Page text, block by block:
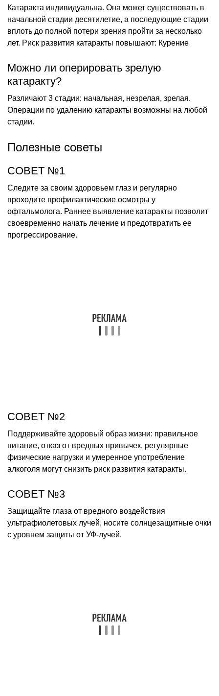
Катаракта индивидуальна. Она может существовать в
начальной стадии десятилетие, а последующие стадии
вплоть до полной потери зрения пройти за несколько
лет. Риск развития катаракты повышают: Курение
Можно ли оперировать зрелую
катаракту?
Различают 3 стадии: начальная, незрелая, зрелая.
Операции по удалению катаракты возможны на любой
стадии.
Полезные советы
СОВЕТ №1
Следите за своим здоровьем глаз и регулярно
проходите профилактические осмотры у
офтальмолога. Раннее выявление катаракты позволит
своевременно начать лечение и предотвратить ее
прогрессирование.
СОВЕТ №2
Поддерживайте здоровый образ жизни: правильное
питание, отказ от вредных привычек, регулярные
физические нагрузки и умеренное употребление
алкоголя могут снизить риск развития катаракты.
СОВЕТ №3
Защищайте глаза от вредного воздействия
ультрафиолетовых лучей, носите солнцезащитные очки
с уровнем защиты от УФ-лучей.